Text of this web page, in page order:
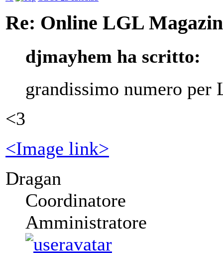
Re: Online LGL
djmayhem ha scritto:
grandissimo numero per
<3
<Image link>
Dragan
Coordinatore
Amministratore